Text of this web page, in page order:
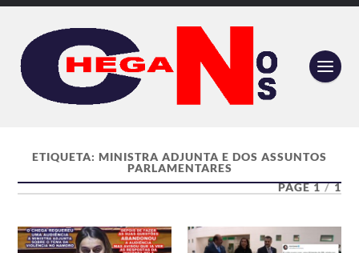
ETIQUETA: MINISTRA ADJUNTA E DOS ASSUNTOS
PARLAMENTARES
PAGE 1 / 1